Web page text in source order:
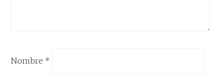
Nombre *